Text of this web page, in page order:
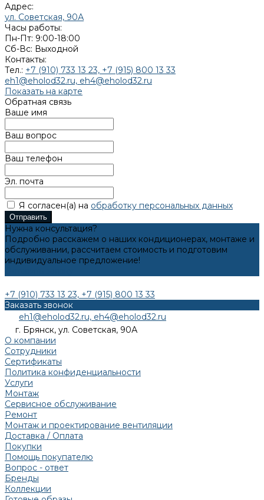
Адрес:
ул. Советская, 90А
Часы работы:
Пн-Пт: 9:00-18:00
Cб-Вс: Выходной
Контакты:
Тел.: +7 (910) 733 13 23, +7 (915) 800 13 33
eh1@eholod32.ru, eh4@eholod32.ru
Показать на карте
Обратная связь
Ваше имя
Ваш вопрос
Ваш телефон
Эл. почта
Я согласен(а) на обработку персональных данных
Отправить
Нужна консультация?
Подробно расскажем о наших кондиционерах, монтаже и
обслуживании, рассчитаем стоимость и подготовим
индивидуальное предложение!
+7 (910) 733 13 23, +7 (915) 800 13 33
Заказать звонок
eh1@eholod32.ru, eh4@eholod32.ru
г. Брянск, ул. Советская, 90А
О компании
Сотрудники
Сертификаты
Политика конфиденциальности
Услуги
Монтаж
Сервисное обслуживание
Ремонт
Монтаж и проектирование вентиляции
Доставка / Оплата
Покупки
Помощь покупателю
Вопрос - ответ
Бренды
Коллекции